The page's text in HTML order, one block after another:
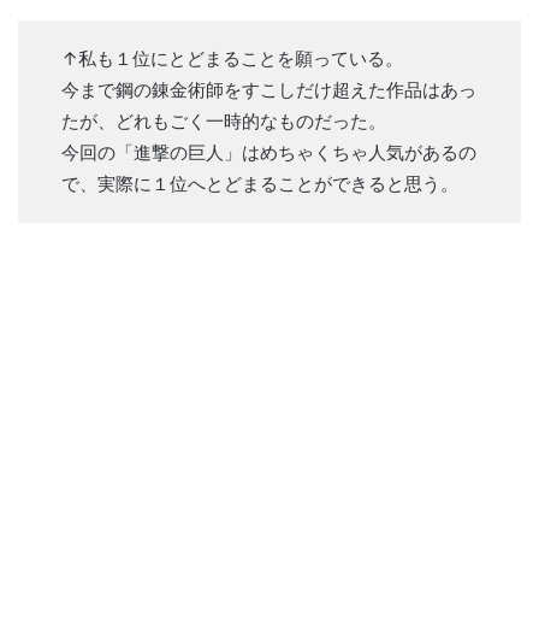
↑私も１位にとどまることを願っている。
今まで鋼の錬金術師をすこしだけ超えた作品はあっ
たが、どれもごく一時的なものだった。
今回の「進撃の巨人」はめちゃくちゃ人気があるの
で、実際に１位へとどまることができると思う。